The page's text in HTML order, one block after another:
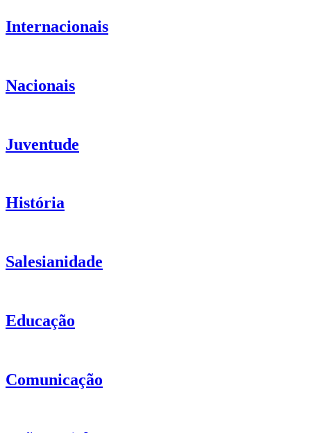
Internacionais
Nacionais
Juventude
História
Salesianidade
Educação
Comunicação